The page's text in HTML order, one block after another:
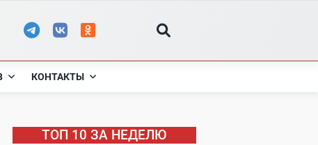
КОНТАКТЫ
ТОП 10 ЗА НЕДЕЛЮ